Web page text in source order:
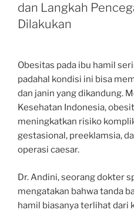
dan Langkah
Dilakukan
Obesitas pada ibu hamil
padahal kondisi ini bisa
dan janin yang dikandung.
Kesehatan Indonesia,
meningkatkan risiko
gestasional, preeklamsia,
operasi caesar.
Dr. Andini, seorang dokter
mengatakan bahwa tanda
hamil biasanya terlihat dari